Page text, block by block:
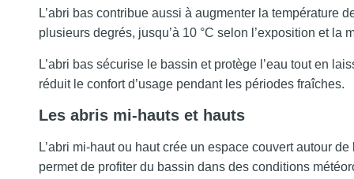
L’abri bas contribue aussi à augmenter la température
plusieurs degrés, jusqu’à 10 °C selon l’exposition et la
L’abri bas sécurise le bassin et protège l’eau tout en
réduit le confort d’usage pendant les périodes fraîches.
Les abris mi-hauts et hauts
L’abri mi-haut ou haut crée un espace couvert autour
permet de profiter du bassin dans des conditions